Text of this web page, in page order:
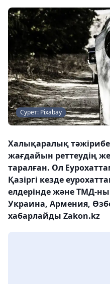
Сурет: Pixabay
Халықаралық
жағдайын реттеудің
таралған. Ол
Қазіргі кезде
елдерінде және ТМД-
Украина, Армения,
хабарлайды Zakon.kz